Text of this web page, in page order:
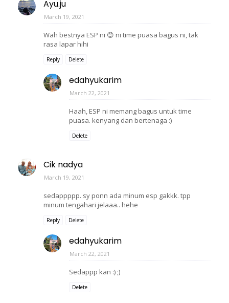
Ayu.ju
March 19, 2021
Wah bestnya ESP ni 😊 ni time puasa bagus ni, tak
rasa lapar hihi
Reply Delete
edahyukarim
March 22, 2021
Haah, ESP ni memang bagus untuk time
puasa. kenyang dan bertenaga :)
Delete
Cik nadya
March 19, 2021
sedappppp. sy ponn ada minum esp gakkk. tpp
minum tengahari jelaaa.. hehe
Reply Delete
edahyukarim
March 22, 2021
Sedappp kan :) ;)
Delete